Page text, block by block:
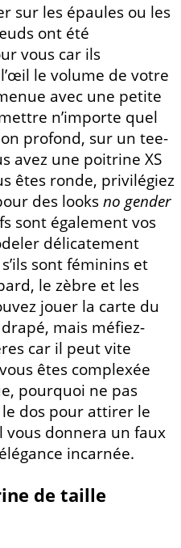
sur les épaules ou les
ont été
vous car ils
le volume de votre
avec une petite
n’importe quel
profond, sur un tee-
avez une poitrine XS
êtes ronde, privilégiez
des looksno gender
sont également vos
délicatement
sont féminins et
le zèbre et les
jouer la carte du
mais méfiez-
car il peut vite
êtes complexée
pourquoi ne pas
dos pour attirer le
vous donnera un faux
incarnée.
de taille